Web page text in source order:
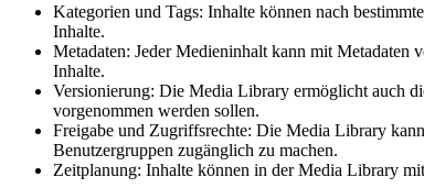
Kategorien und Tags: Inhalte können nach
Inhalte.
Metadaten: Jeder Medieninhalt kann mit Metadaten
Inhalte.
Versionierung: Die Media Library ermöglicht auch
vorgenommen werden sollen.
Freigabe und Zugriffsrechte: Die Media Library
Benutzergruppen zugänglich zu machen.
Zeitplanung: Inhalte können in der Media Library